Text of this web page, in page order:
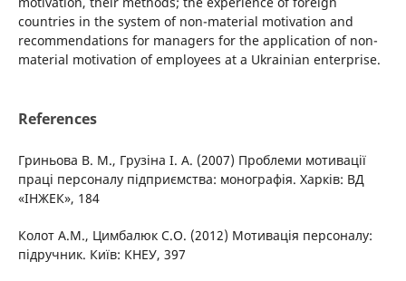
countries in the system of non-material motivation and
recommendations for managers for the application of non-
material motivation of employees at a Ukrainian enterprise.
References
Гриньова В. М., Грузіна І. А. (2007) Проблеми мотивації
праці персоналу підприємства: монографія. Харків: ВД
«ІНЖЕК», 184
Колот А.М., Цимбалюк С.О. (2012) Мотивація персоналу:
підручник. Київ: КНЕУ, 397